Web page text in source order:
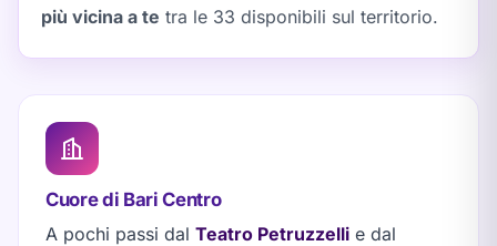
più vicina a te tra le 33 disponibili sul territorio.
Cuore di Bari Centro
A pochi passi dal Teatro Petruzzelli e dal